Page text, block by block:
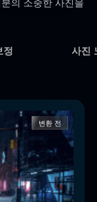
정 사진
변환 전